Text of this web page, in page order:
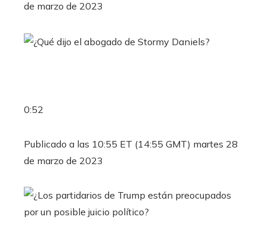
de marzo de 2023
0:52
Publicado a las 10:55 ET (14:55 GMT) martes 28
de marzo de 2023